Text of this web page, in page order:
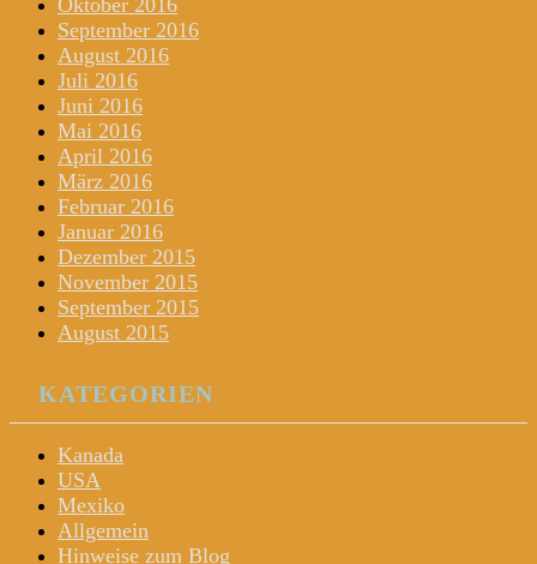
Oktober 2016
September 2016
August 2016
Juli 2016
Juni 2016
Mai 2016
April 2016
März 2016
Februar 2016
Januar 2016
Dezember 2015
November 2015
September 2015
August 2015
KATEGORIEN
Kanada
USA
Mexiko
Allgemein
Hinweise zum Blog